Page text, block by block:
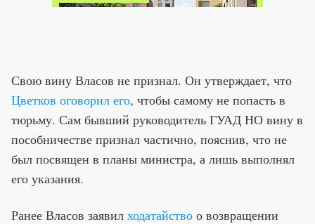
Свою вину Власов не признал. Он утверждает, что
Цветков оговорил его, чтобы самому не попасть в
тюрьму. Сам бывший руководитель ГУАД НО вину в
пособничестве признал частично, пояснив, что не
был посвящен в планы министра, а лишь выполнял
его указания.
Ранее Власов заявил ходатайство о возвращении